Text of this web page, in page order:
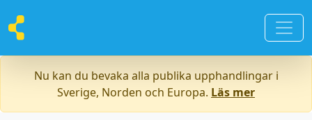
Nu kan du bevaka alla publika upphandlingar i
Sverige, Norden och Europa. Läs mer